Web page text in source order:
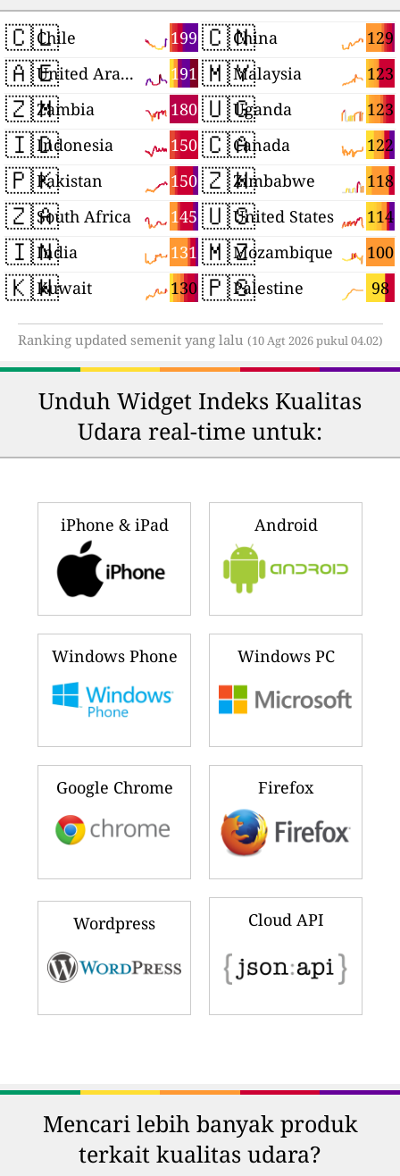
🇨🇱 199
Chile
🇦🇪 191
United Arab Emirates
🇿🇲 180
Zambia
🇮🇩 150
Indonesia
🇵🇰 150
Pakistan
🇿🇦 145
South Africa
🇮🇳 131
India
🇰🇼 130
Kuwait
🇨🇳 129
China
🇲🇾 123
Malaysia
🇺🇬 123
Uganda
🇨🇦 122
Canada
🇿🇼 118
Zimbabwe
🇺🇸 114
United States
🇲🇿 100
Mozambique
🇵🇸 98
Palestine
Ranking updated semenit yang lalu (10 Agt 2026 pukul 04.02)
Unduh Widget Indeks Kualitas
Udara real-time untuk:
iPhone & iPad Android
Windows Phone Windows PC
Google Chrome Firefox
Wordpress Cloud API
Mencari lebih banyak produk
terkait kualitas udara?